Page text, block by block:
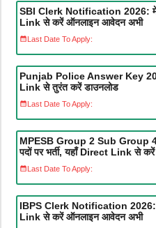
SBI Clerk Notification 2026: में
Link से करें ऑनलाइन आवेदन अभी
Last Date To Apply:
Punjab Police Answer Key
Link से तुरंत करें डाउनलोड
Last Date To Apply:
MPESB Group 2 Sub Group
पदों पर भर्ती, यहाँ Direct Link से
Last Date To Apply:
IBPS Clerk Notification 2026:
Link से करें ऑनलाइन आवेदन अभी